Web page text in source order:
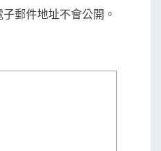
郵件地址不會公開。